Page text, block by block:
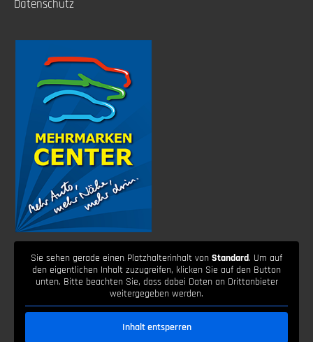
Datenschutz
Sie sehen gerade einen Platzhalterinhalt von Standard. Um auf
den eigentlichen Inhalt zuzugreifen, klicken Sie auf den Button
unten. Bitte beachten Sie, dass dabei Daten an Drittanbieter
weitergegeben werden.
Inhalt entsperren